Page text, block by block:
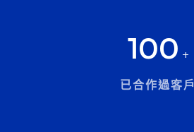
100 +
已合作過客戶